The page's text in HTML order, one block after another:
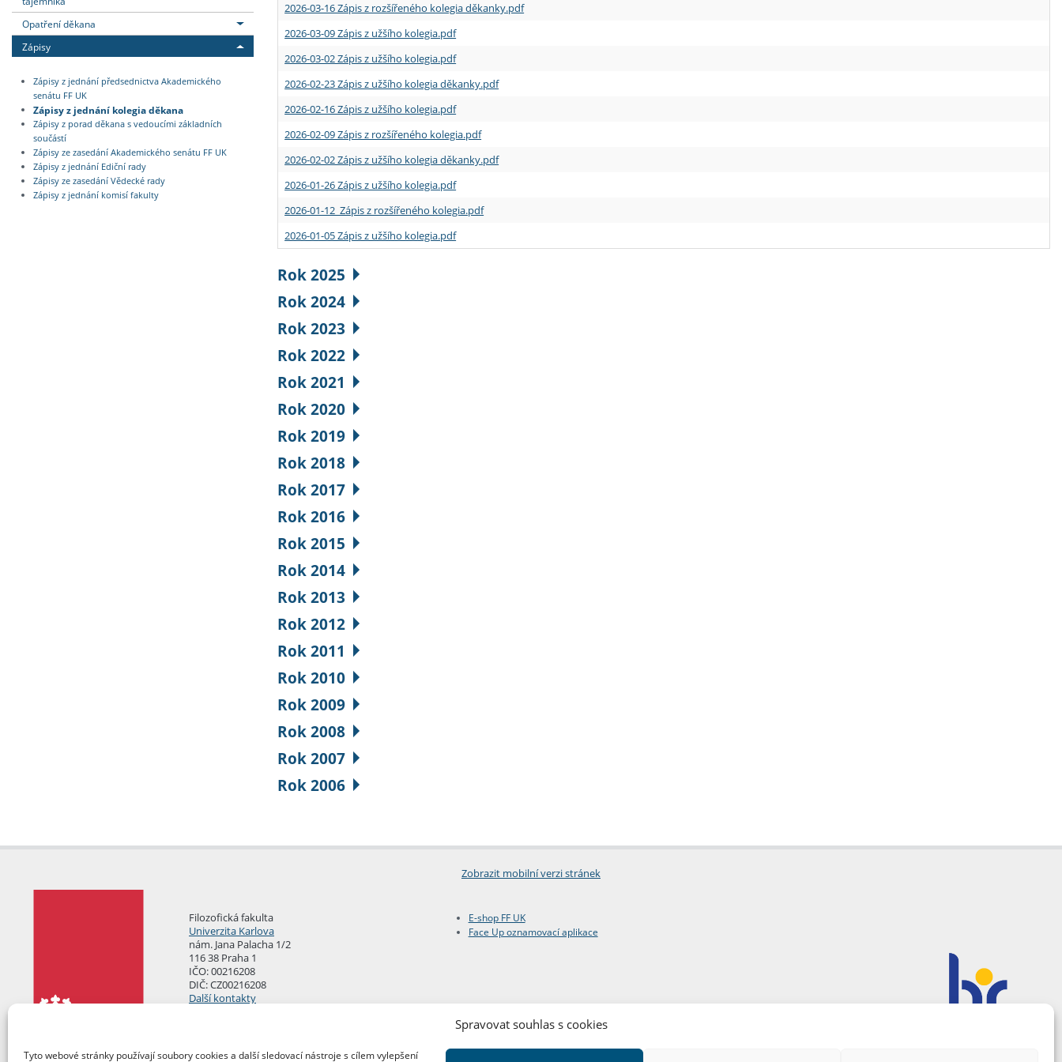
Spravovat souhlas s cookies
Tyto webové stránky používají soubory cookies a další sledovací nástroje s cílem vylepšení
Opatření děkana
Zápisy
Zápisy z jednání předsednictva Akademického
senátu FF UK
Zápisy z jednání kolegia děkana
Zápisy z porad děkana s vedoucími základních
součástí
Zápisy ze zasedání Akademického senátu FF UK
Zápisy z jednání Ediční rady
Zápisy ze zasedání Vědecké rady
Zápisy z jednání komisí fakulty
2026-03-16 Zápis z rozšířeného kolegia děkanky.pdf
2026-03-09 Zápis z užšího kolegia.pdf
2026-03-02 Zápis z užšího kolegia.pdf
2026-02-23 Zápis z užšího kolegia děkanky.pdf
2026-02-16 Zápis z užšího kolegia.pdf
2026-02-09 Zápis z rozšířeného kolegia.pdf
2026-02-02 Zápis z užšího kolegia děkanky.pdf
2026-01-26 Zápis z užšího kolegia.pdf
2026-01-12 Zápis z rozšířeného kolegia.pdf
2026-01-05 Zápis z užšího kolegia.pdf
Rok 2025
Rok 2024
Rok 2023
Rok 2022
Rok 2021
Rok 2020
Rok 2019
Rok 2018
Rok 2017
Rok 2016
Rok 2015
Rok 2014
Rok 2013
Rok 2012
Rok 2011
Rok 2010
Rok 2009
Rok 2008
Rok 2007
Rok 2006
Zobrazit mobilní verzi stránek
Filozofická fakulta
Univerzita Karlova
nám. Jana Palacha 1/2
116 38 Praha 1
IČO: 00216208
DIČ: CZ00216208
Další kontakty
E-shop FF UK
Face Up oznamovací aplikace